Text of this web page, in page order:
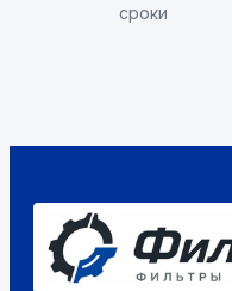
сроки